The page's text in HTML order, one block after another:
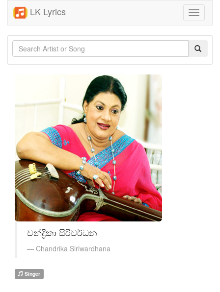
LK Lyrics
Toggle
චන්ද්‍රිකා සිරිවර්ධන
Chandrika Siriwardhana
Singer